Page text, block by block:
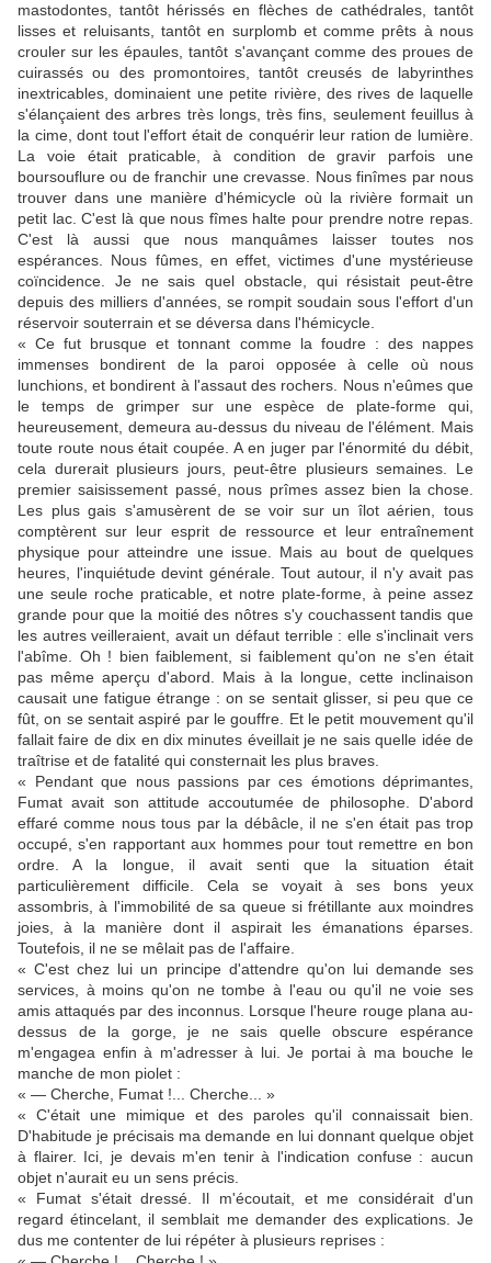
mastodontes, tantôt hérissés en flèches de cathédrales, tantôt
lisses et reluisants, tantôt en surplomb et comme prêts à nous
crouler sur les épaules, tantôt s'avançant comme des proues de
cuirassés ou des promontoires, tantôt creusés de labyrinthes
inextricables, dominaient une petite rivière, des rives de laquelle
s'élançaient des arbres très longs, très fins, seulement feuillus à
la cime, dont tout l'effort était de conquérir leur ration de lumière.
La voie était praticable, à condition de gravir parfois une
boursouflure ou de franchir une crevasse. Nous finîmes par nous
trouver dans une manière d'hémicycle où la rivière formait un
petit lac. C'est là que nous fîmes halte pour prendre notre repas.
C'est là aussi que nous manquâmes laisser toutes nos
espérances. Nous fûmes, en effet, victimes d'une mystérieuse
coïncidence. Je ne sais quel obstacle, qui résistait peut-être
depuis des milliers d'années, se rompit soudain sous l'effort d'un
réservoir souterrain et se déversa dans l'hémicycle.
« Ce fut brusque et tonnant comme la foudre : des nappes
immenses bondirent de la paroi opposée à celle où nous
lunchions, et bondirent à l'assaut des rochers. Nous n'eûmes que
le temps de grimper sur une espèce de plate-forme qui,
heureusement, demeura au-dessus du niveau de l'élément. Mais
toute route nous était coupée. A en juger par l'énormité du débit,
cela durerait plusieurs jours, peut-être plusieurs semaines. Le
premier saisissement passé, nous prîmes assez bien la chose.
Les plus gais s'amusèrent de se voir sur un îlot aérien, tous
comptèrent sur leur esprit de ressource et leur entraînement
physique pour atteindre une issue. Mais au bout de quelques
heures, l'inquiétude devint générale. Tout autour, il n'y avait pas
une seule roche praticable, et notre plate-forme, à peine assez
grande pour que la moitié des nôtres s'y couchassent tandis que
les autres veilleraient, avait un défaut terrible : elle s'inclinait vers
l'abîme. Oh ! bien faiblement, si faiblement qu'on ne s'en était
pas même aperçu d'abord. Mais à la longue, cette inclinaison
causait une fatigue étrange : on se sentait glisser, si peu que ce
fût, on se sentait aspiré par le gouffre. Et le petit mouvement qu'il
fallait faire de dix en dix minutes éveillait je ne sais quelle idée de
traîtrise et de fatalité qui consternait les plus braves.
« Pendant que nous passions par ces émotions déprimantes,
Fumat avait son attitude accoutumée de philosophe. D'abord
effaré comme nous tous par la débâcle, il ne s'en était pas trop
occupé, s'en rapportant aux hommes pour tout remettre en bon
ordre. A la longue, il avait senti que la situation était
particulièrement difficile. Cela se voyait à ses bons yeux
assombris, à l'immobilité de sa queue si frétillante aux moindres
joies, à la manière dont il aspirait les émanations éparses.
Toutefois, il ne se mêlait pas de l'affaire.
« C'est chez lui un principe d'attendre qu'on lui demande ses
services, à moins qu'on ne tombe à l'eau ou qu'il ne voie ses
amis attaqués par des inconnus. Lorsque l'heure rouge plana au-
dessus de la gorge, je ne sais quelle obscure espérance
m'engagea enfin à m'adresser à lui. Je portai à ma bouche le
manche de mon piolet :
« — Cherche, Fumat !... Cherche... »
« C'était une mimique et des paroles qu'il connaissait bien.
D'habitude je précisais ma demande en lui donnant quelque objet
à flairer. Ici, je devais m'en tenir à l'indication confuse : aucun
objet n'aurait eu un sens précis.
« Fumat s'était dressé. Il m'écoutait, et me considérait d'un
regard étincelant, il semblait me demander des explications. Je
dus me contenter de lui répéter à plusieurs reprises :